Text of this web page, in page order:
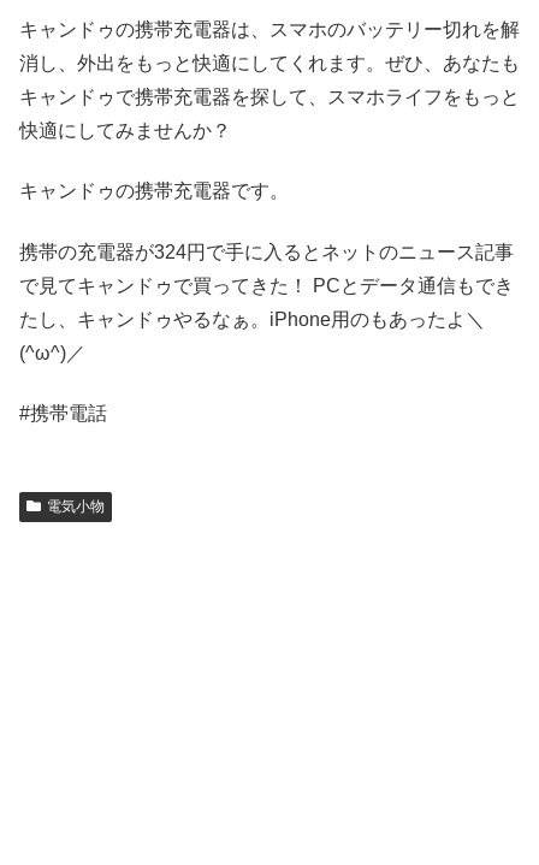
キャンドゥの携帯充電器は、スマホのバッテリー切れを解
消し、外出をもっと快適にしてくれます。ぜひ、あなたも
キャンドゥで携帯充電器を探して、スマホライフをもっと
快適にしてみませんか？
キャンドゥの携帯充電器です。
携帯の充電器が324円で手に入るとネットのニュース記事
で見てキャンドゥで買ってきた！ PCとデータ通信もでき
たし、キャンドゥやるなぁ。iPhone用のもあったよ＼
(^ω^)／
#携帯電話
電気小物